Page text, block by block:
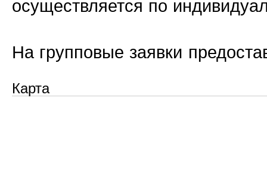
осуществляется по
На групповые заявки
Карта